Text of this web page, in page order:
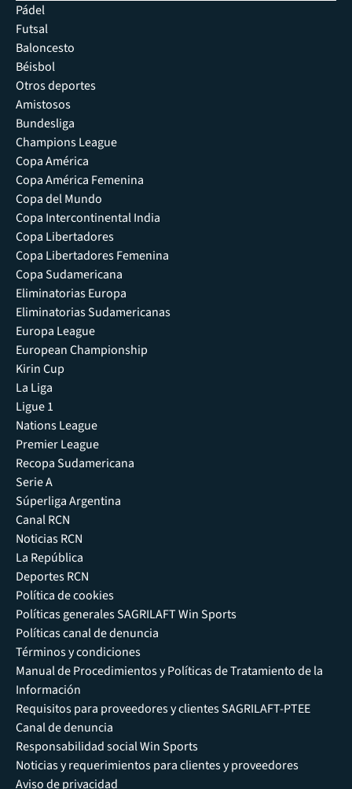
Pádel
Futsal
Baloncesto
Béisbol
Otros deportes
Amistosos
Bundesliga
Champions League
Copa América
Copa América Femenina
Copa del Mundo
Copa Intercontinental India
Copa Libertadores
Copa Libertadores Femenina
Copa Sudamericana
Eliminatorias Europa
Eliminatorias Sudamericanas
Europa League
European Championship
Kirin Cup
La Liga
Ligue 1
Nations League
Premier League
Recopa Sudamericana
Serie A
Súperliga Argentina
Canal RCN
Noticias RCN
La República
Deportes RCN
Política de cookies
Políticas generales SAGRILAFT Win Sports
Políticas canal de denuncia
Términos y condiciones
Manual de Procedimientos y Políticas de Tratamiento de la
Información
Requisitos para proveedores y clientes SAGRILAFT-PTEE
Canal de denuncia
Responsabilidad social Win Sports
Noticias y requerimientos para clientes y proveedores
Aviso de privacidad